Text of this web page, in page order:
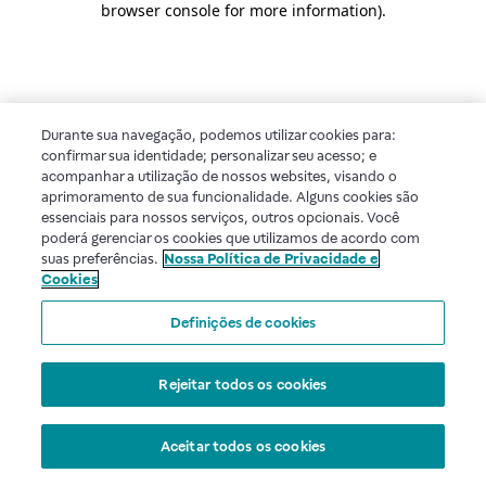
browser console for more information).
Durante sua navegação, podemos utilizar cookies para:
confirmar sua identidade; personalizar seu acesso; e
acompanhar a utilização de nossos websites, visando o
aprimoramento de sua funcionalidade. Alguns cookies são
essenciais para nossos serviços, outros opcionais. Você
poderá gerenciar os cookies que utilizamos de acordo com
suas preferências. Nossa Política de Privacidade e
Cookies
Definições de cookies
Rejeitar todos os cookies
Aceitar todos os cookies